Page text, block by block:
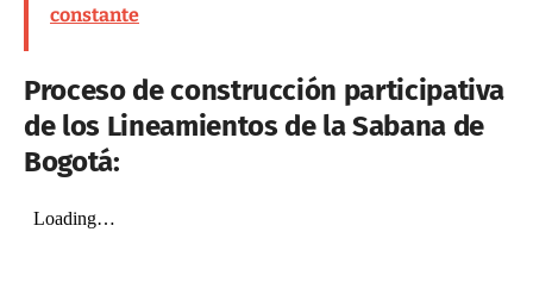
constante
Proceso de construcción participativa
de los Lineamientos de la Sabana de
Bogotá: